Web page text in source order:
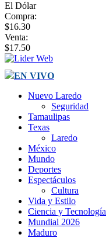
El Dólar
Compra:
$16.30
Venta:
$17.50
EN VIVO
Nuevo Laredo
Seguridad
Tamaulipas
Texas
Laredo
México
Mundo
Deportes
Espectáculos
Cultura
Vida y Estilo
Ciencia y Tecnología
Mundial 2026
Maduro